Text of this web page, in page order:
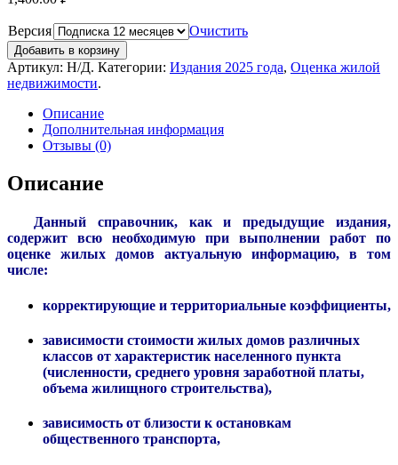
Версия Очистить
Добавить в корзину
Артикул: Н/Д. Категории: Издания 2025 года, Оценка жилой
недвижимости.
Описание
Дополнительная информация
Отзывы (0)
Описание
Данный справочник, как и предыдущие издания,
содержит всю необходимую при выполнении работ по
оценке жилых домов актуальную информацию, в том
числе:
корректирующие и территориальные коэффициенты,
зависимости стоимости жилых домов различных
классов от характеристик населенного пункта
(численности, среднего уровня заработной платы,
объема жилищного строительства),
зависимость от близости к остановкам
общественного транспорта,